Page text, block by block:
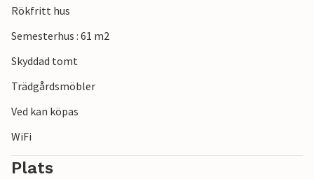
Rökfritt hus
Semesterhus : 61 m2
Skyddad tomt
Trädgårdsmöbler
Ved kan köpas
WiFi
Plats